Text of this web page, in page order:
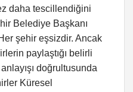
daha tescillendiğini
Belediye Başkanı
şehir eşsizdir. Ancak
paylaştığı belirli
doğrultusunda
Küresel